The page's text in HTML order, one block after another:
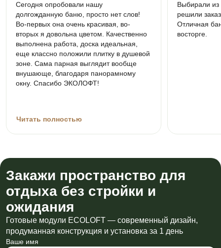
Сегодня опробовали нашу
долгожданную баню, просто нет слов!
Во-первых она очень красивая, во-
вторых я довольна цветом. Качественно
выполнена работа, доска идеальная,
еще классно положили плитку в душевой
зоне. Сама парная выглядит вообще
внушающе, благодаря панорамному
окну. Спасибо ЭКОЛОФТ!
Читать полностью
Выбирали из
решили
Отличная
восторге.
Закажи пространство для
отдыха без стройки и
ожидания
Готовые модули ECOLOFT — современный дизайн,
продуманная конструкция и установка за 1 день
Ваше имя